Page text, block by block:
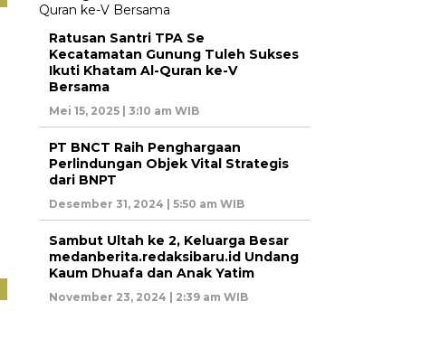
Ratusan Santri TPA Se
Kecatamatan Gunung Tuleh Sukses
Ikuti Khatam Al-Quran ke-V
Bersama
Mei 15, 2025 | 3:10 am WIB
PT BNCT Raih Penghargaan
Perlindungan Objek Vital Strategis
dari BNPT
Desember 31, 2024 | 5:50 am WIB
Sambut Ultah ke 2, Keluarga Besar
medanberita.redaksibaru.id Undang
Kaum Dhuafa dan Anak Yatim
November 23, 2024 | 2:39 am WIB